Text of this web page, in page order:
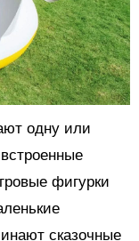
одну или
встроенные
фигурки
сказочные